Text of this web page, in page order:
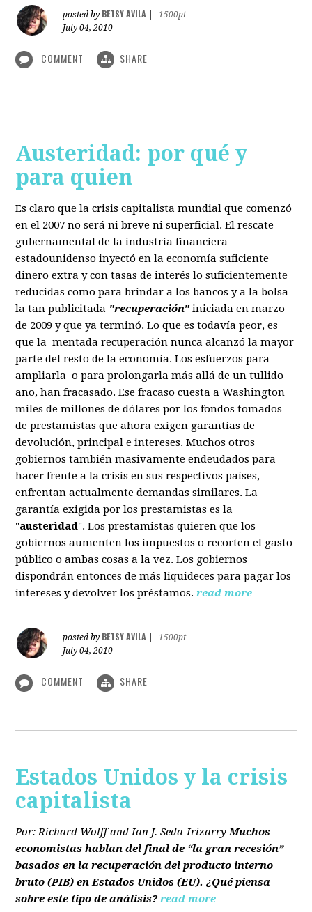
posted by BETSY AVILA
1500pt
July 04, 2010
COMMENT SHARE
Austeridad: por qué y
para quien
Es claro que la crisis capitalista mundial que comenzó
en el 2007 no será ni breve ni superficial. El rescate
gubernamental de la industria financiera
estadounidenso inyectó en la economía suficiente
dinero extra y con tasas de interés lo suficientemente
reducidas como para brindar a los bancos y a la bolsa
la tan publicitada "recuperación" iniciada en marzo
de 2009 y que ya terminó. Lo que es todavía peor, es
que la mentada recuperación nunca alcanzó la mayor
parte del resto de la economía. Los esfuerzos para
ampliarla o para prolongarla más allá de un tullido
año, han fracasado. Ese fracaso cuesta a Washington
miles de millones de dólares por los fondos tomados
de prestamistas que ahora exigen garantías de
devolución, principal e intereses. Muchos otros
gobiernos también masivamente endeudados para
hacer frente a la crisis en sus respectivos países,
enfrentan actualmente demandas similares. La
garantía exigida por los prestamistas es la
"austeridad". Los prestamistas quieren que los
gobiernos aumenten los impuestos o recorten el gasto
público o ambas cosas a la vez. Los gobiernos
dispondrán entonces de más liquideces para pagar los
intereses y devolver los préstamos. read more
posted by BETSY AVILA
1500pt
July 04, 2010
COMMENT SHARE
Estados Unidos y la crisis
capitalista
Por: Richard Wolff and Ian J. Seda-Irizarry Muchos
economistas hablan del final de “la gran recesión”
basados en la recuperación del producto interno
bruto(PIB)en Estados Unidos(EU). ¿Qué piensa
sobre este tipo de análisis? read more